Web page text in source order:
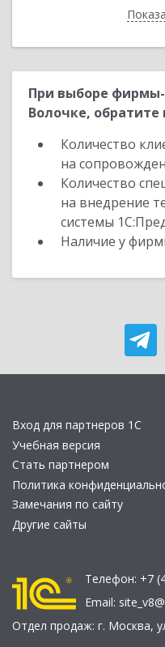
При выборе
Волочке,
Количество
на
Количество
на внедрение
системы
Наличие у
Вход для партнеров 1С
Учебная версия
Стать партнером
Политика
Замечания по сайту
Другие сайты
Телефон: +7
Email:
Отдел продаж: г. Москва,